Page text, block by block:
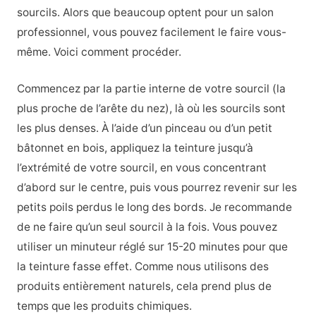
sourcils. Alors que beaucoup optent pour un salon
professionnel, vous pouvez facilement le faire vous-
même. Voici comment procéder.
Commencez par la partie interne de votre sourcil (la
plus proche de l’arête du nez), là où les sourcils sont
les plus denses. À l’aide d’un pinceau ou d’un petit
bâtonnet en bois, appliquez la teinture jusqu’à
l’extrémité de votre sourcil, en vous concentrant
d’abord sur le centre, puis vous pourrez revenir sur les
petits poils perdus le long des bords. Je recommande
de ne faire qu’un seul sourcil à la fois. Vous pouvez
utiliser un minuteur réglé sur 15-20 minutes pour que
la teinture fasse effet. Comme nous utilisons des
produits entièrement naturels, cela prend plus de
temps que les produits chimiques.